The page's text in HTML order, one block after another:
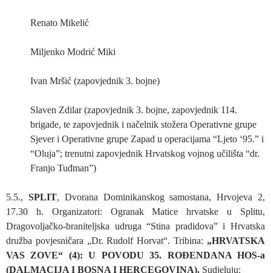
Renato Mikelić
Miljenko Modrić Miki
Ivan Mršić (zapovjednik 3. bojne)
Slaven Zdilar (zapovjednik 3. bojne, zapovjednik 114.
brigade, te zapovjednik i načelnik stožera Operativne grupe
Sjever i Operativne grupe Zapad u operacijama “Ljeto ‘95.” i
“Oluja”; trenutni zapovjednik Hrvatskog vojnog učilišta “dr.
Franjo Tuđman”)
5.5., SPLIT, Dvorana Dominikanskog samostana, Hrvojeva 2,
17.30 h. Organizatori: Ogranak Matice hrvatske u Splitu,
Dragovoljačko-braniteljska udruga “Stina pradidova” i Hrvatska
družba povjesničara „Dr. Rudolf Horvat“. Tribina: „HRVATSKA
VAS ZOVE“ (4): U POVODU 35. ROĐENDANA HOS-a
(DALMACIJA I BOSNA I HERCEGOVINA). Sudjeluju: